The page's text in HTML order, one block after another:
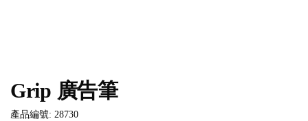
Grip 廣告筆
產品編號: 28730